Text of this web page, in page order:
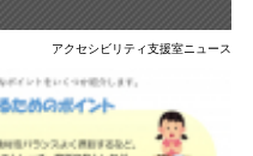
アクセシビリティ支援室ニュース